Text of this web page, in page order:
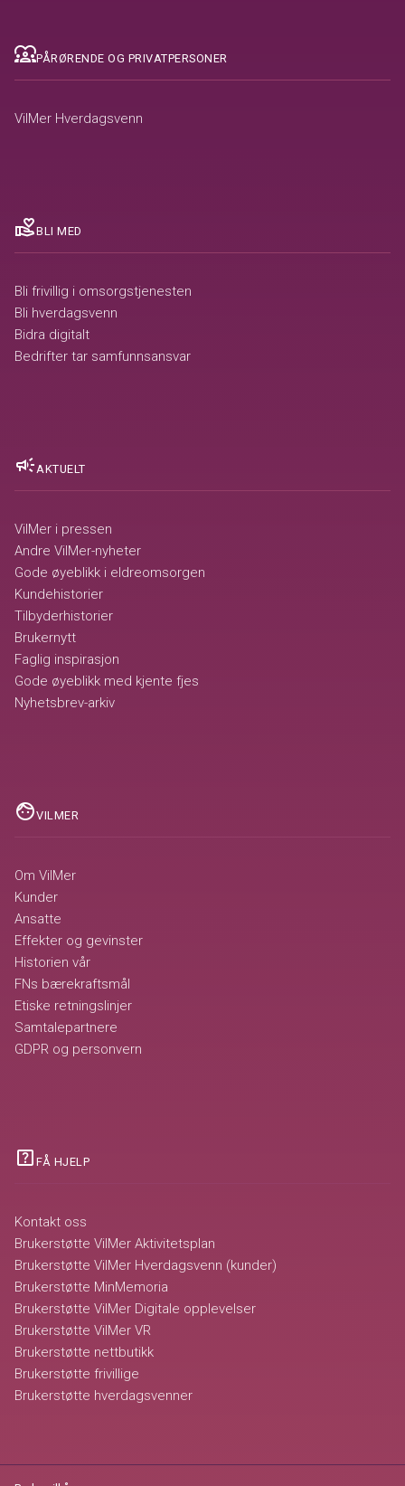
diversity_1PÅRØRENDE OG PRIVATPERSONER
VilMer Hverdagsvenn
volunteer_activismBLI MED
Bli frivillig i omsorgstjenesten
Bli hverdagsvenn
Bidra digitalt
Bedrifter tar samfunnsansvar
campaignAKTUELT
VilMer i pressen
Andre VilMer-nyheter
Gode øyeblikk i eldreomsorgen
Kundehistorier
Tilbyderhistorier
Brukernytt
Faglig inspirasjon
Gode øyeblikk med kjente fjes
Nyhetsbrev-arkiv
faceVILMER
Om VilMer
Kunder
Ansatte
Effekter og gevinster
Historien vår
FNs bærekraftsmål
Etiske retningslinjer
Samtalepartnere
GDPR og personvern
help_center FÅ HJELP
Kontakt oss
Brukerstøtte VilMer Aktivitetsplan
Brukerstøtte VilMer Hverdagsvenn (kunder)
Brukerstøtte MinMemoria
Brukerstøtte VilMer Digitale opplevelser
Brukerstøtte VilMer VR
Brukerstøtte nettbutikk
Brukerstøtte frivillige
Brukerstøtte hverdagsvenner